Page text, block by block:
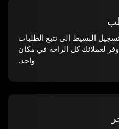
البسيط إلى تتبع الطلبات
لعملائك كل الراحة في مكان
واحد.